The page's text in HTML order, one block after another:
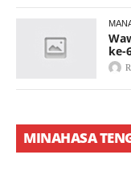
ke-
MINAHASA